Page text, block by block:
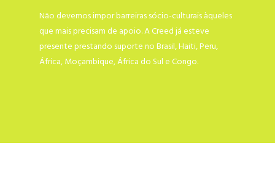
Não devemos impor barreiras sócio-culturais àqueles
que mais precisam de apoio. A Creed já esteve
presente prestando suporte no Brasil, Haiti, Peru,
África, Moçambique, África do Sul e Congo.